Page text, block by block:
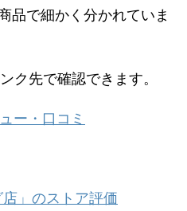
品で細かく分かれていま
ク先で確認できます。
ー・口コミ
店」のストア評価